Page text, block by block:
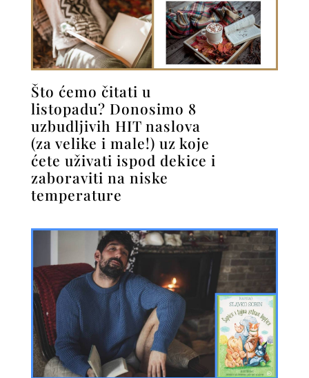
Što ćemo čitati u
listopadu? Donosimo 8
uzbudljivih HIT naslova
(za velike i male!) uz koje
ćete uživati ispod dekice i
zaboraviti na niske
temperature